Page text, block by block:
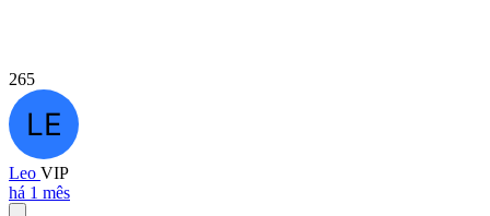
265
Leo VIP
há 1 mês